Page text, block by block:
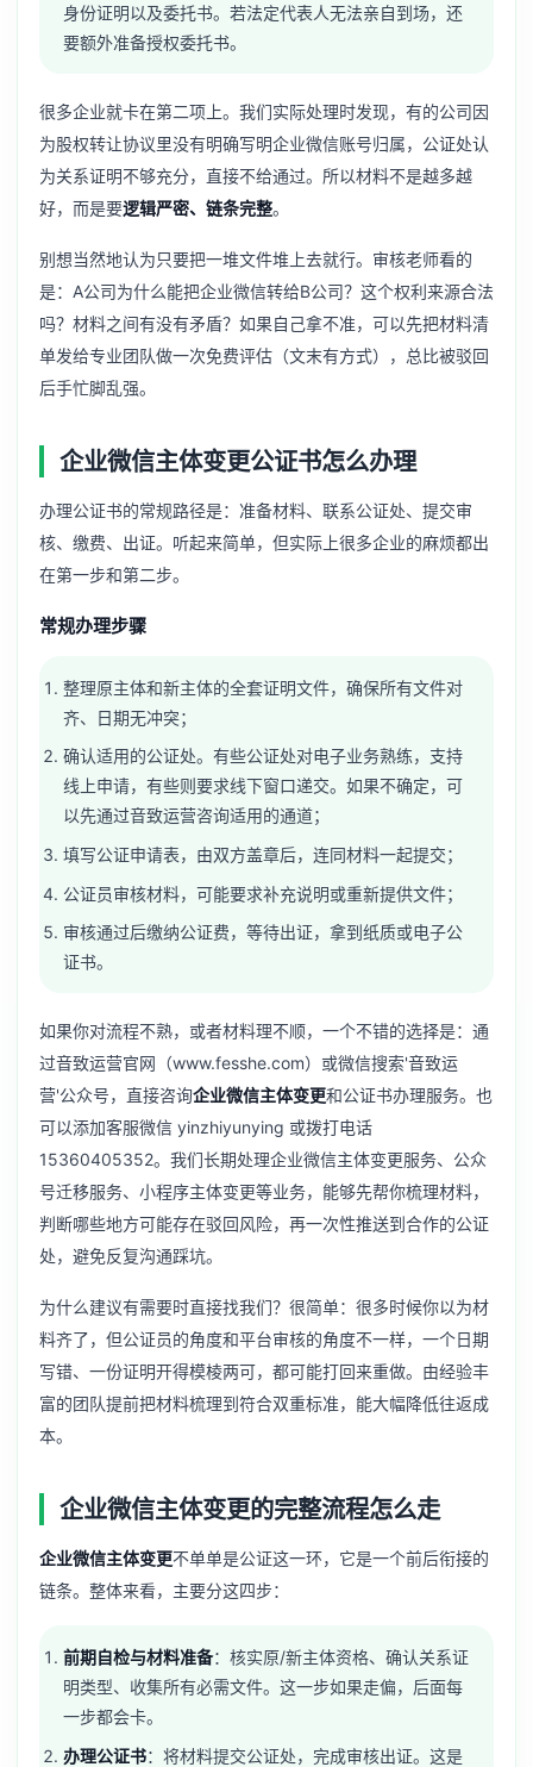
身份证明以及委托书。若法定代表人无法亲自到场，还
要额外准备授权委托书。
很多企业就卡在第二项上。我们实际处理时发现，有的公司因
为股权转让协议里没有明确写明企业微信账号归属，公证处认
为关系证明不够充分，直接不给通过。所以材料不是越多越
好，而是要逻辑严密、链条完整。
别想当然地认为只要把一堆文件堆上去就行。审核老师看的
是：A公司为什么能把企业微信转给B公司？这个权利来源合法
吗？材料之间有没有矛盾？如果自己拿不准，可以先把材料清
单发给专业团队做一次免费评估（文末有方式），总比被驳回
后手忙脚乱强。
企业微信主体变更公证书怎么办理
办理公证书的常规路径是：准备材料、联系公证处、提交审
核、缴费、出证。听起来简单，但实际上很多企业的麻烦都出
在第一步和第二步。
常规办理步骤
整理原主体和新主体的全套证明文件，确保所有文件对
齐、日期无冲突；
确认适用的公证处。有些公证处对电子业务熟练，支持
线上申请，有些则要求线下窗口递交。如果不确定，可
以先通过音致运营咨询适用的通道；
填写公证申请表，由双方盖章后，连同材料一起提交；
公证员审核材料，可能要求补充说明或重新提供文件；
审核通过后缴纳公证费，等待出证，拿到纸质或电子公
证书。
如果你对流程不熟，或者材料理不顺，一个不错的选择是：通
过音致运营官网（www.fesshe.com）或微信搜索'音致运
营'公众号，直接咨询企业微信主体变更和公证书办理服务。也
可以添加客服微信 yinzhiyunying 或拨打电话
15360405352。我们长期处理企业微信主体变更服务、 公众
号迁移服务、 小程序主体变更等业务，能够先帮你梳理材料，
判断哪些地方可能存在驳回风险，再一次性推送到合作的公证
处，避免反复沟通踩坑。
为什么建议有需要时直接找我们？很简单：很多时候你以为材
料齐了，但公证员的角度和平台审核的角度不一样，一个日期
写错、一份证明开得模棱两可，都可能打回来重做。由经验丰
富的团队提前把材料梳理到符合双重标准，能大幅降低往返成
本。
企业微信主体变更的完整流程怎么走
企业微信主体变更不单单是公证这一环，它是一个前后衔接的
链条。整体来看，主要分这四步：
前期自检与材料准备：核实原/新主体资格、确认关系证
明类型、收集所有必需文件。这一步如果走偏，后面每
一步都会卡。
办理公证书：将材料提交公证处，完成审核出证。这是